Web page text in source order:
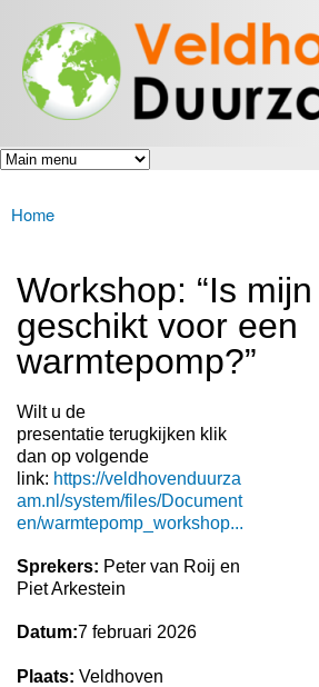
en naar
de inhoud
gaan
Veldhoven
Duurzaam
Energiek
naar de
toekomst
U bent hier
Home
Workshop: “Is
geschikt voor een
warmtepomp?”
Wilt u de
presentatie terugkijken klik
dan op volgende
link: https://veldhovenduurza
am.nl/system/files/Document
en/warmtepomp_workshop...
Sprekers: Peter van Roij en
Piet Arkestein
Datum:7 februari 2026
Plaats: Veldhoven